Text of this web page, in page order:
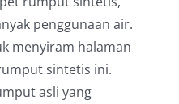
penggunaan air.
menyiram halaman
sintetis ini.
asli yang